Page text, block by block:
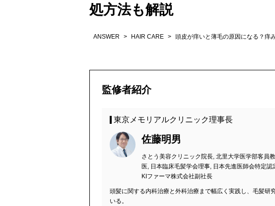
処方法も解説
ANSWER > HAIR CARE > 頭皮が痒いと薄毛の原因になる？痒
監修者紹介
東京メモリアルクリニック理事長
佐藤明男
さとう美容クリニック院長, 北里大学医学部客員
医, 日本臨床毛髪学会理事, 日本先進医師会特定
KIファーマ株式会社副社長
頭髪に関する内科治療と外科治療まで幅広く実践し、毛髪研
いる。